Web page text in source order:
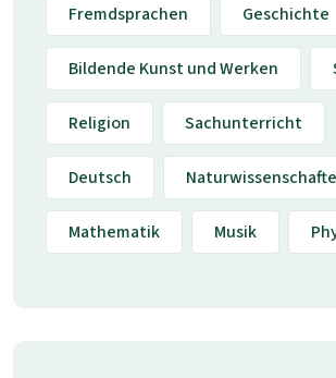
Fremdsprachen Geschichte
Bildende Kunst und Werken
Religion Sachunterricht
Deutsch
Mathematik Musik